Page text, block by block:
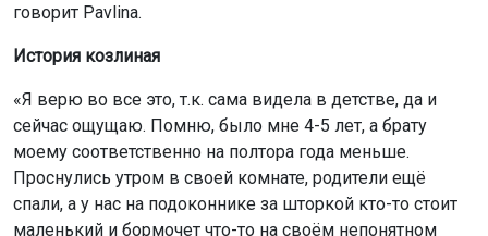
говорит Pavlina.
История козлиная
«Я верю во все это, т.к. сама видела в детстве, да и
сейчас ощущаю. Помню, было мне 4-5 лет, а брату
моему соответственно на полтора года меньше.
Проснулись утром в своей комнате, родители ещё
спали, а у нас на подоконнике за шторкой кто-то стоит
маленький и бормочет что-то на своём непонятном